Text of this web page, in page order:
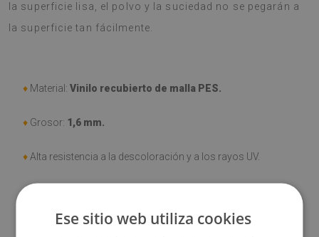
la superficie lisa, el polvo y la suciedad no se pegarán a
la superficie tan fácilmente.
♦ Material: Vinilo recubierto de malla PES.
♦ Grosor: 1,6 mm.
♦ Alta resistencia a la descoloración y a los rayos UV.
♦
El producto fácil de limpiar, resistente a las manchas y al
Ese sitio web utiliza cookies